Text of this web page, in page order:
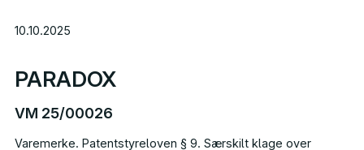
10.10.2025
PARADOX
VM 25/00026
Varemerke. Patentstyreloven § 9. Særskilt klage over